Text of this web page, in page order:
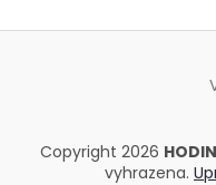
Copyright 2026
vyhrazena.